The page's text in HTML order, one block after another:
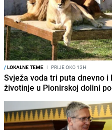
/LOKALNE TEME I PRIJE OKO 13H
Svježa voda tri puta dnevno
životinje u Pionirskoj dolini